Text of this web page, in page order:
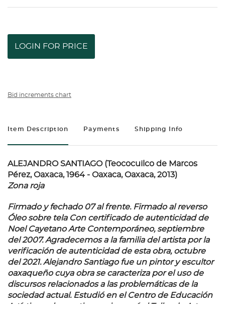
LOGIN FOR PRICE
Bid increments chart
Item Description Payments Shipping Info
ALEJANDRO SANTIAGO (Teococuilco de Marcos
Pérez, Oaxaca, 1964 - Oaxaca, Oaxaca, 2013)
Zona roja
Firmado y fechado 07 al frente. Firmado al reverso
Óleo sobre tela Con certificado de autenticidad de
Noel Cayetano Arte Contemporáneo, septiembre
del 2007. Agradecemos a la familia del artista por la
verificación de autenticidad de esta obra, octubre
del 2021. Alejandro Santiago fue un pintor y escultor
oaxaqueño cuya obra se caracteriza por el uso de
discursos relacionados a las problemáticas de la
sociedad actual. Estudió en el Centro de Educación
Artística y al poco tiempo ingresó al Taller de Artes